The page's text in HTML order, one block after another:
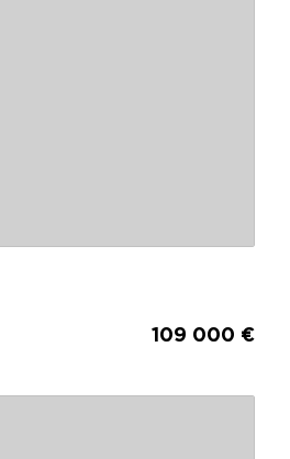
109 000 €